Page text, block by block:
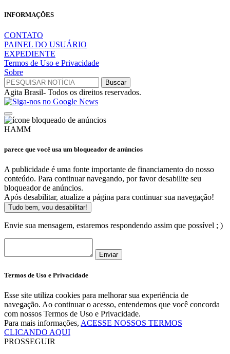
INFORMAÇÕES
CONTATO
PAINEL DO USUÁRIO
EXPEDIENTE
Termos de Uso e Privacidade
Sobre
Agita Brasil- Todos os direitos reservados.
HAMM
parece que você usa um bloqueador de anúncios
A publicidade é uma fonte importante de financiamento do nosso
conteúdo. Para continuar navegando, por favor desabilite seu
bloqueador de anúncios.
Após desabilitar, atualize a página para continuar sua navegação!
Tudo bem, vou desabilitar!
Envie sua mensagem, estaremos respondendo assim que possível ; )
Enviar
Termos de Uso e Privacidade
Esse site utiliza cookies para melhorar sua experiência de
navegação. Ao continuar o acesso, entendemos que você concorda
com nossos Termos de Uso e Privacidade.
Para mais informações, ACESSE NOSSOS TERMOS
CLICANDO AQUI
PROSSEGUIR